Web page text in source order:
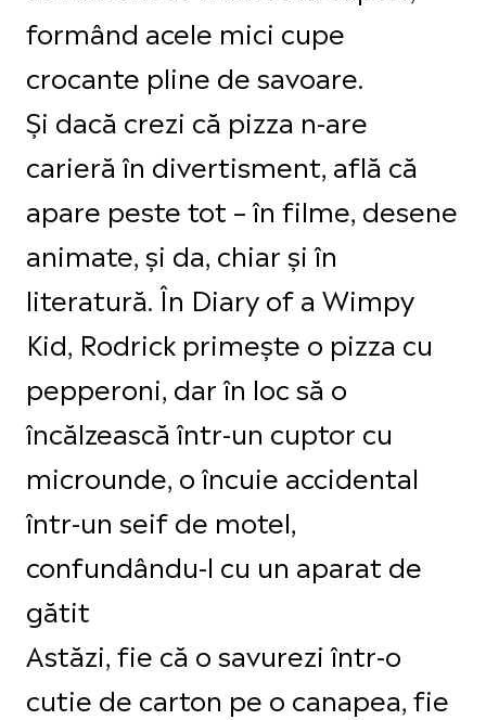
formând acele mici cupe
crocante pline de savoare.
Și dacă crezi că pizza n-are
carieră în divertisment, află că
apare peste tot – în filme, desene
animate, și da, chiar și în
literatură. În Diary of a Wimpy
Kid, Rodrick primește o pizza cu
pepperoni, dar în loc să o
încălzească într-un cuptor cu
microunde, o încuie accidental
într-un seif de motel,
confundându-l cu un aparat de
gătit
Astăzi, fie că o savurezi într-o
cutie de carton pe o canapea, fie